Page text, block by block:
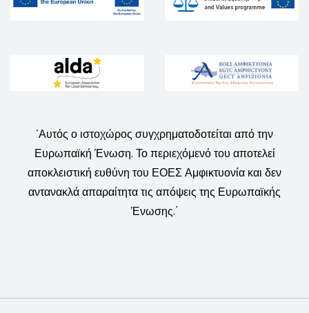
‘Αυτός ο ιστοχώρος συγχρηματοδοτείται από την
Ευρωπαϊκή Ένωση. Το περιεχόμενό του αποτελεί
αποκλειστική ευθύνη του ΕΟΕΣ Αμφικτυονία και δεν
αντανακλά απαραίτητα τις απόψεις της Ευρωπαϊκής
Ένωσης.’